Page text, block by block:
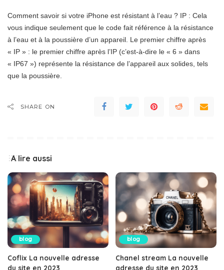
Comment savoir si votre iPhone est résistant à l’eau ? IP : Cela
vous indique seulement que le code fait référence à la résistance
à l’eau et à la poussière d’un appareil. Le premier chiffre après
« IP » : le premier chiffre après l’IP (c’est-à-dire le « 6 » dans
« IP67 ») représente la résistance de l’appareil aux solides, tels
que la poussière.
SHARE ON
A lire aussi
blog
Coflix La nouvelle adresse
du site en 2023
blog
Chanel stream La nouvelle
adresse du site en 2023